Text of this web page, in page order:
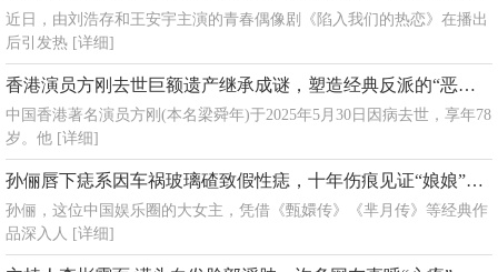
近日，由刘浩存和王安宇主演的青春偶像剧《陷入我们的热恋》在播出
后引发热 [详细]
香港演员方刚去世巨额遗产继承成谜，塑造经典反派的“恶人鼻祖”
中国香港著名演员方刚(本名梁舜年)于2025年5月30日因病去世，享年78
岁。他 [详细]
孙俪唇下痣系因车祸玻璃碴致假性痣，十年伤痕见证“娘娘”坚韧
孙俪，这位中国娱乐圈的大女主，凭借《甄嬛传》《芈月传》等经典作
品深入人 [详细]